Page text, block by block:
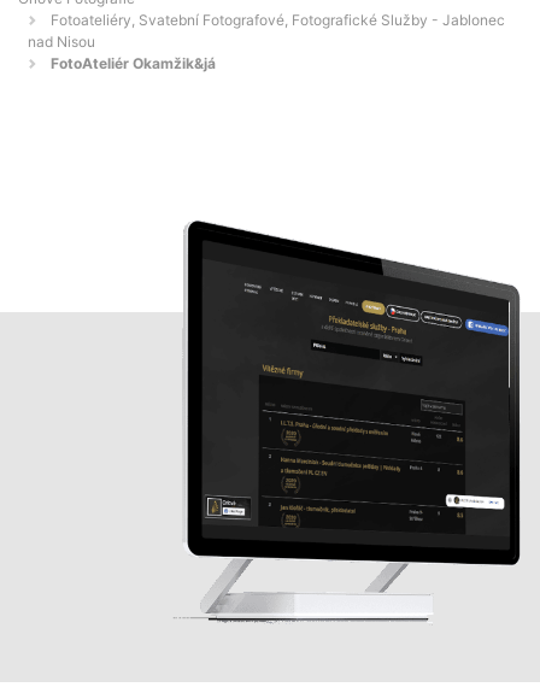
Fotoateliéry, Svatební Fotografové, Fotografické Služby - Jablonec
nad Nisou
FotoAteliér Okamžik&já